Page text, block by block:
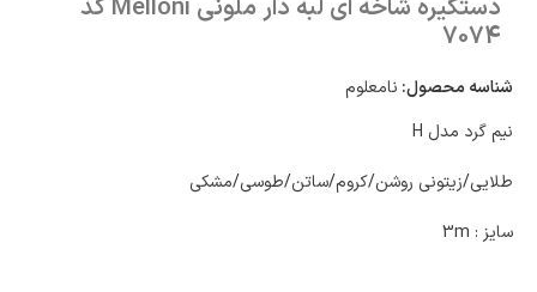
دستگیره شاخه ای لبه دار ملونی Melloni کد
7074
شناسه محصول: نامعلوم
نیم گرد مدل H
طلایی/زیتونی روشن/کروم/ساتن/طوسی/مشکی
سایز : 3m